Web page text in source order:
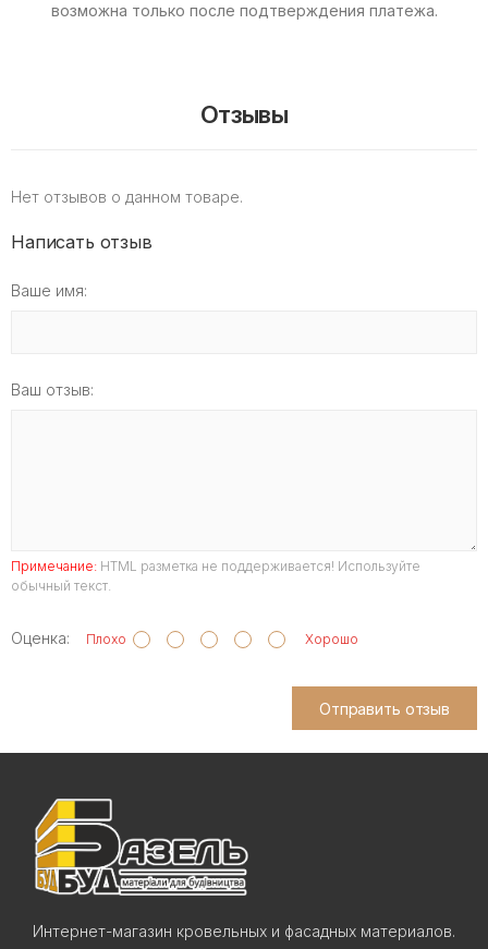
возможна только после подтверждения платежа.
Отзывы
Нет отзывов о данном товаре.
Написать отзыв
Ваше имя:
Ваш отзыв:
Примечание: HTML разметка не поддерживается! Используйте
обычный текст.
Оценка: Плохо Хорошо
Отправить отзыв
Интернет-магазин кровельных и фасадных материалов.